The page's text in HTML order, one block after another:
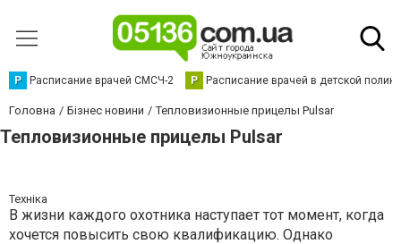
Р Расписание врачей СМСЧ-2 Р Расписание врачей в детской
Головна Бізнес новини Тепловизионные прицелы Pulsar
Тепловизионные прицелы Pulsar
Техніка
В жизни каждого охотника наступает тот момент, когда
хочется повысить свою квалификацию. Однако